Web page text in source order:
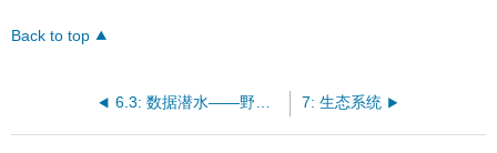
Back to top
7: 生态系统